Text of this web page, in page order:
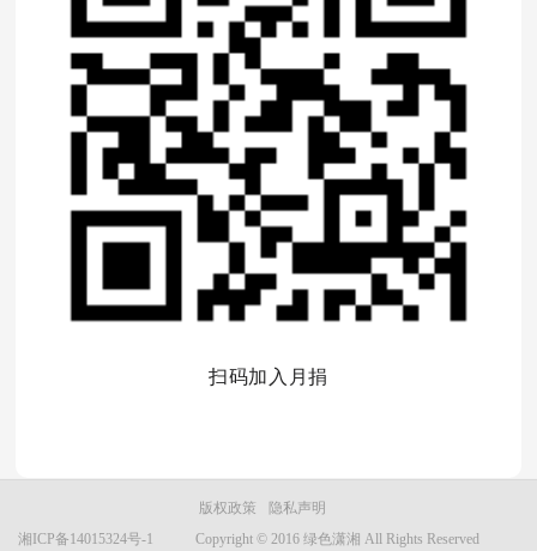
扫码加入月捐
版权政策
隐私声明
Copyright © 2016 绿色潇湘 All Rights Reserved
湘ICP备14015324号-1